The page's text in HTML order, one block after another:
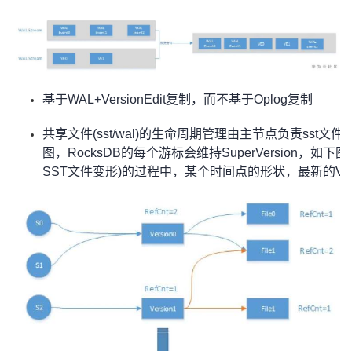
基于WAL+VersionEdit复制，而不基于Oplog复制
共享文件(sst/wal)的生命周期管理由主节点负责sst文
图，RocksDB的每个游标会维持SuperVersion，如下
SST文件变形)的过程中，某个时间点的形状，最新的